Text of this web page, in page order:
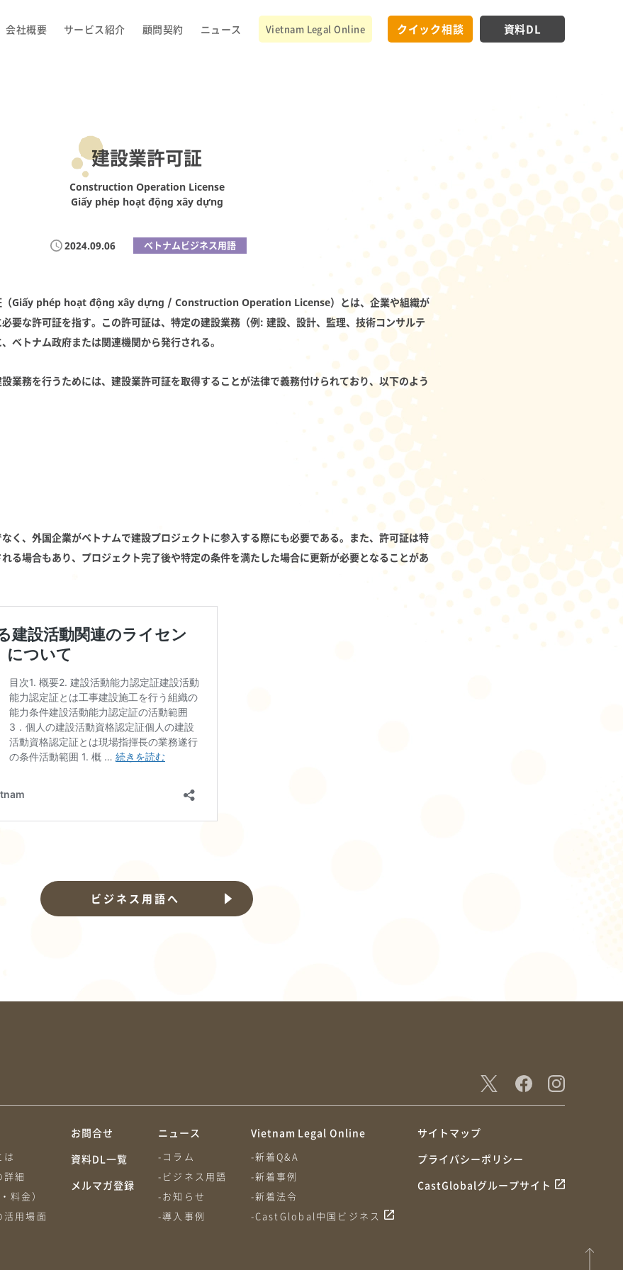
会社概要 サービス紹介 顧問契約 ニュース Vietnam Legal Online クイック相談 資料DL
建設業許可証
Construction Operation License
Giấy phép hoạt động xây dựng
2024.09.06 ベトナムビジネス用語
（Giấy phép hoạt động xây dựng / Construction Operation License）とは、企業や組織が
要な許可証を指す。この許可証は、特定の建設業務（例: 建設、設計、監理、技術コンサルテ
ベトナム政府または関連機関から発行される。
業務を行うためには、建設業許可証を取得することが法律で義務付けられており、以下のよう
く、外国企業がベトナムで建設プロジェクトに参入する際にも必要である。また、許可証は特
る場合もあり、プロジェクト完了後や特定の条件を満たした場合に更新が必要となることがあ
ビジネス用語へ
細
料金）
用場面
お問合せ
資料DL一覧
メルマガ登録
ニュース
-コラム
-ビジネス用語
-お知らせ
-導入事例
Vietnam Legal Online
-新着Q&A
-新着事例
-新着法令
-CastGlobal中国ビジネス
サイトマップ
プライバシーポリシー
CastGlobalグループサイト